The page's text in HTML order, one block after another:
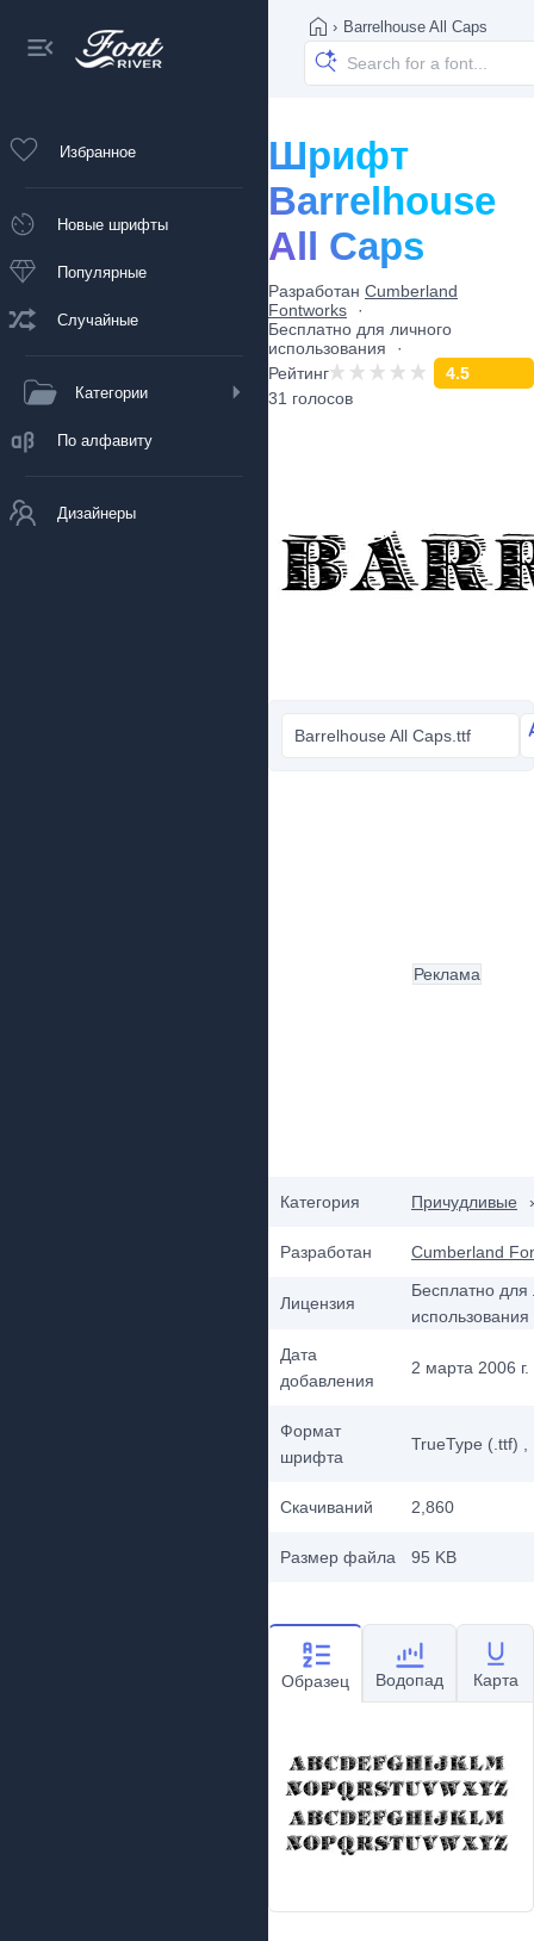
Избранное
Новые шрифты
Популярные
Случайные
Категории
По алфавиту
Дизайнеры
› Barrelhouse All Caps
Шрифт
Barrelhouse
All Caps
Разработан Cumberland
Fontworks
Бесплатно для личного
использования
Рейтинг
4.5
31 голосов
Barrelhouse All Caps.ttf
Категория Причудливые ›
Разработан Cumberland
Лицензия
Бесплатно для
использования
Дата
добавления
2 марта 2006 г.
Формат
шрифта
TrueType (.ttf)
Скачиваний 2,860
Размер файла 95 KB
Реклама
Образец Водопад Карта